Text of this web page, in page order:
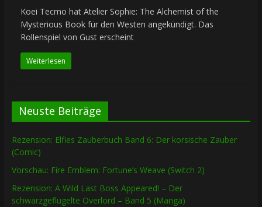
Koei Tecmo hat Atelier Sophie: The Alchemist of the
Mysterious Book für den Westen angekündigt. Das
Rollenspiel von Gust erscheint
Weiterlesen
Neuste Beiträge
Rezension: Elfies Zauberbuch Band 6: Der korsische Zauber
(Comic)
Vorschau: Fire Emblem: Fortune’s Weave (Switch 2)
Rezension: A Wild Last Boss Appeared! – Der
schwarzgeflügelte Overlord – Band 5 (Manga)